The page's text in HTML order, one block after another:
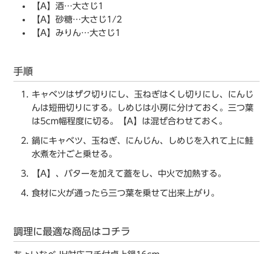
【A】酒…大さじ1
【A】砂糖…大さじ1/2
【A】みりん…大さじ1
手順
キャベツはザク切りにし、玉ねぎはくし切りにし、にんじ
んは短冊切りにする。しめじは小房に分けておく。三つ葉
は5cm幅程度に切る。【A】は混ぜ合わせておく。
鍋にキャベツ、玉ねぎ、にんじん、しめじを入れて上に鮭
水煮を汁ごと乗せる。
【A】、バターを加えて蓋をし、中火で加熱する。
食材に火が通ったら三つ葉を乗せて出来上がり。
調理に最適な商品はコチラ